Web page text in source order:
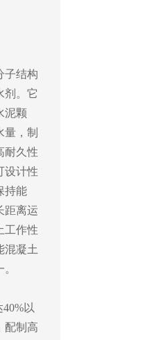
子结构
剂。它
泥颗
量，制
耐久性
设计性
持能
距离运
工作性
混凝土
以
配制高